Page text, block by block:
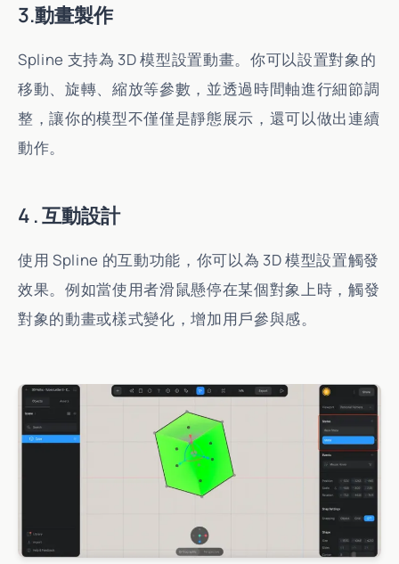
3.動畫製作
Spline 支持為 3D 模型設置動畫。你可以設置對象的
移動、旋轉、縮放等參數，並透過時間軸進行細節調
整，讓你的模型不僅僅是靜態展示，還可以做出連續
動作。
4 . 互動設計
使用 Spline 的互動功能，你可以為 3D 模型設置觸發
效果。例如當使用者滑鼠懸停在某個對象上時，觸發
對象的動畫或樣式變化，增加用戶參與感。